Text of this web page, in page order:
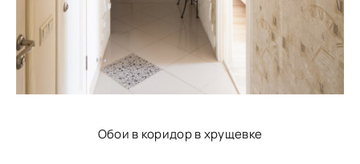
Обои в коридор в хрущевке